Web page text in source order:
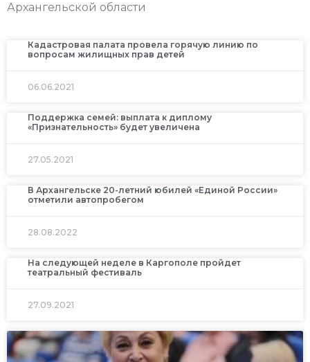
Архангельской области
Кадастровая палата провела горячую линию по
вопросам жилищных прав детей
06.06.2021
Поддержка семей: выплата к диплому
«Признательность» будет увеличена
27.05.2021
В Архангельске 20-летний юбилей «Единой России»
отметили автопробегом
28.08.2022
На следующей неделе в Каргополе пройдет
театральный фестиваль
27.09.2021